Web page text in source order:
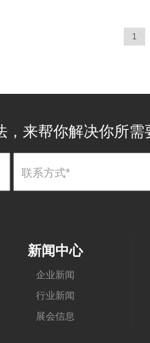
1
，来帮你解决你所需
新闻中心
企业新闻
行业新闻
展会信息